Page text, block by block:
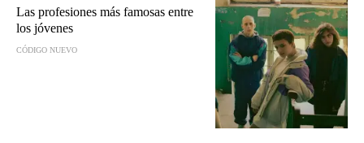
Las profesiones más famosas entre
los jóvenes
CÓDIGO NUEVO